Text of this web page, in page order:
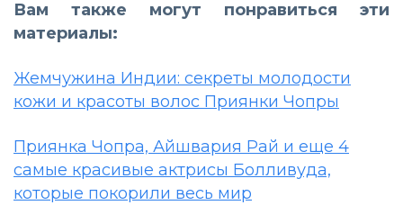
Вам также могут понравиться эти
материалы:
Жемчужина Индии: секреты молодости
кожи и красоты волос Приянки Чопры
Приянка Чопра, Айшвария Рай и еще 4
самые красивые актрисы Болливуда,
которые покорили весь мир